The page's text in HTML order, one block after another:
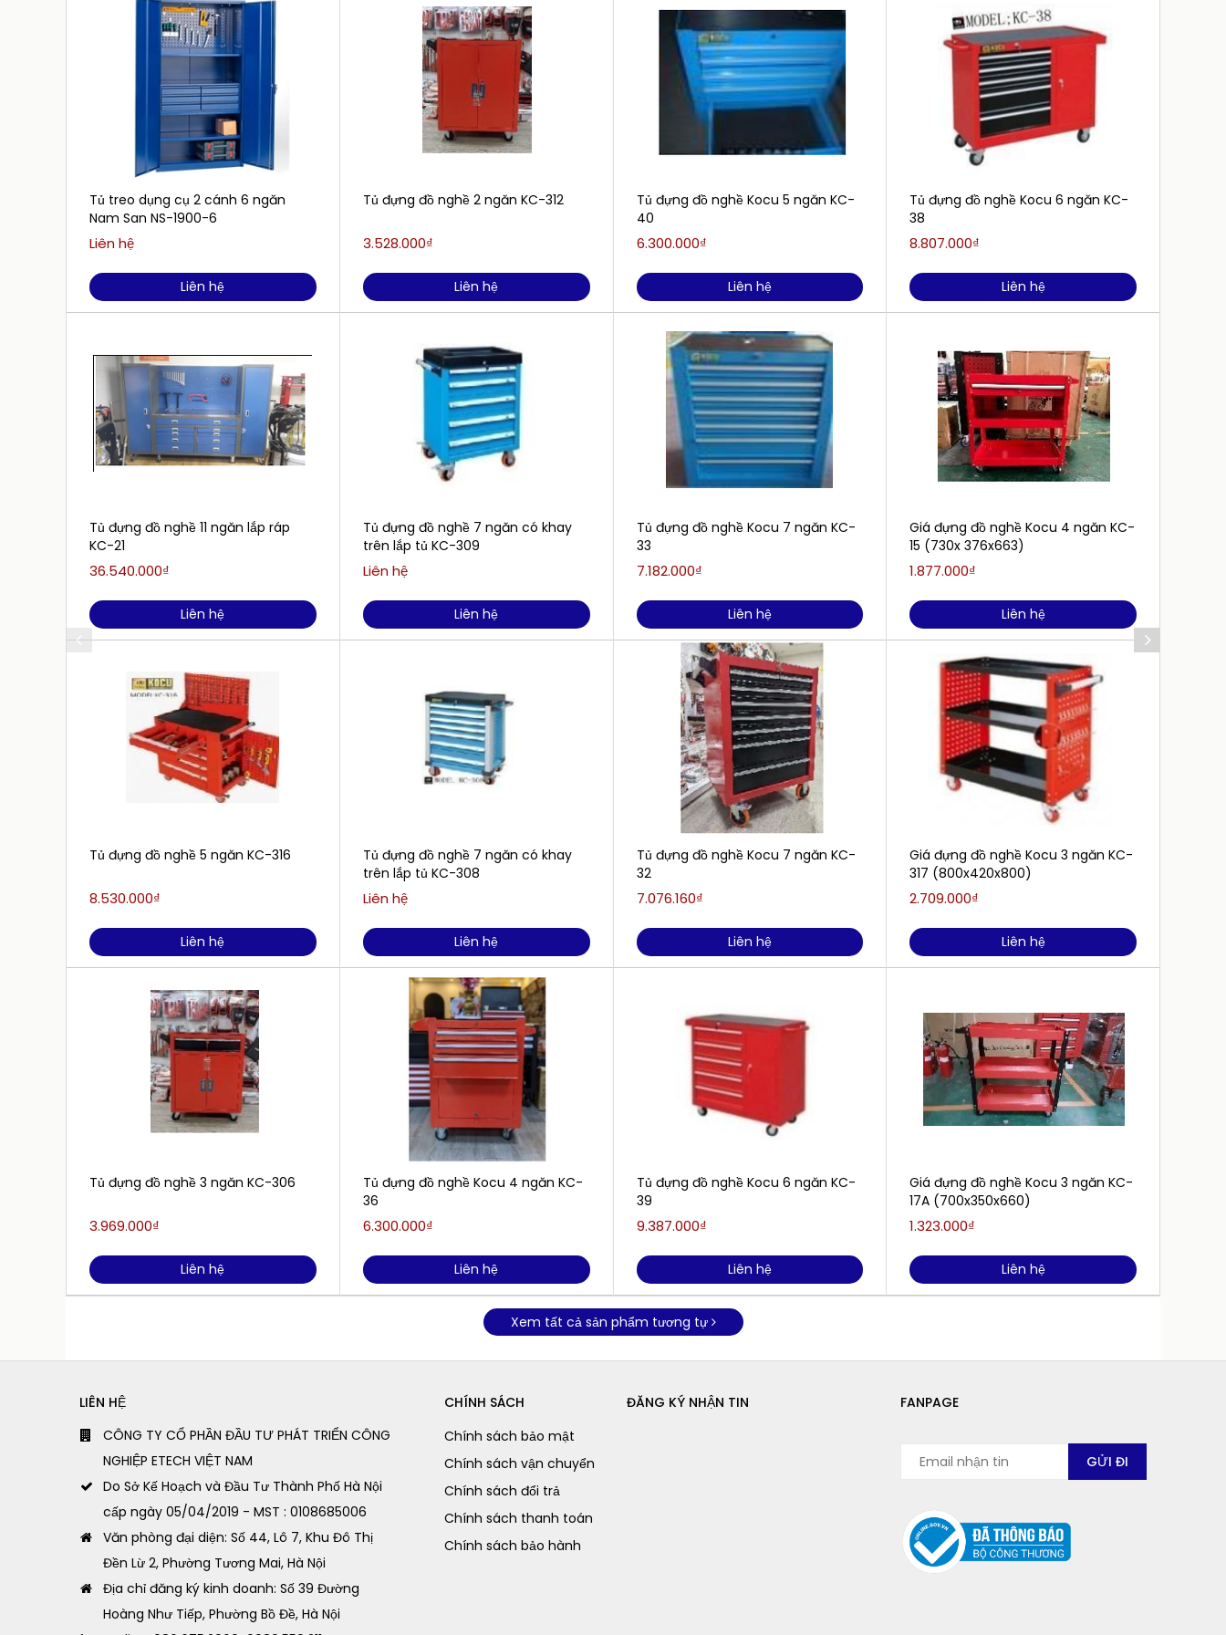
Tủ treo dụng cụ 2 cánh 6 ngăn
Nam San NS-1900-6
Liên hệ
Liên hệ
Tủ đựng đồ nghề 11 ngăn lắp ráp
KC-21
36.540.000₫
Liên hệ
Tủ đựng đồ nghề 5 ngăn KC-316
8.530.000₫
Liên hệ
Tủ đựng đồ nghề 3 ngăn KC-306
3.969.000₫
Liên hệ
Tủ đựng đồ nghề 2 ngăn KC-312
3.528.000₫
Liên hệ
Tủ đựng đồ nghề 7 ngăn có khay
trên lắp tủ KC-309
Liên hệ
Liên hệ
Tủ đựng đồ nghề 7 ngăn có khay
trên lắp tủ KC-308
Liên hệ
Liên hệ
Tủ đựng đồ nghề Kocu 4 ngăn KC-
36
6.300.000₫
Liên hệ
Tủ đựng đồ nghề Kocu 5 ngăn KC-
40
6.300.000₫
Liên hệ
Tủ đựng đồ nghề Kocu 7 ngăn KC-
33
7.182.000₫
Liên hệ
Tủ đựng đồ nghề Kocu 7 ngăn KC-
32
7.076.160₫
Liên hệ
Tủ đựng đồ nghề Kocu 6 ngăn KC-
39
9.387.000₫
Liên hệ
Tủ đựng đồ nghề Kocu 6 ngăn KC-
38
8.807.000₫
Liên hệ
Giá đựng đồ nghề Kocu 4 ngăn KC-
15 (730x 376x663)
1.877.000₫
Liên hệ
Giá đựng đồ nghề Kocu 3 ngăn KC-
317 (800x420x800)
2.709.000₫
Liên hệ
Giá đựng đồ nghề Kocu 3 ngăn KC-
17A (700x350x660)
1.323.000₫
Liên hệ
Xem tất cả sản phẩm tương tự
LIÊN HỆ
CÔNG TY CỔ PHẦN ĐẦU TƯ PHÁT TRIỂN CÔNG
NGHIỆP ETECH VIỆT NAM
Do Sở Kế Hoạch và Đầu Tư Thành Phố Hà Nội
cấp ngày 05/04/2019 - MST : 0108685006
Văn phòng đại diện: Số 44, Lô 7, Khu Đô Thị
Đền Lừ 2, Phường Tương Mai, Hà Nội
Địa chỉ đăng ký kinh doanh: Số 39 Đường
Hoàng Như Tiếp, Phường Bồ Đề, Hà Nội
CHÍNH SÁCH
Chính sách bảo mật
Chính sách vận chuyển
Chính sách đổi trả
Chính sách thanh toán
Chính sách bảo hành
ĐĂNG KÝ NHẬN TIN FANPAGE